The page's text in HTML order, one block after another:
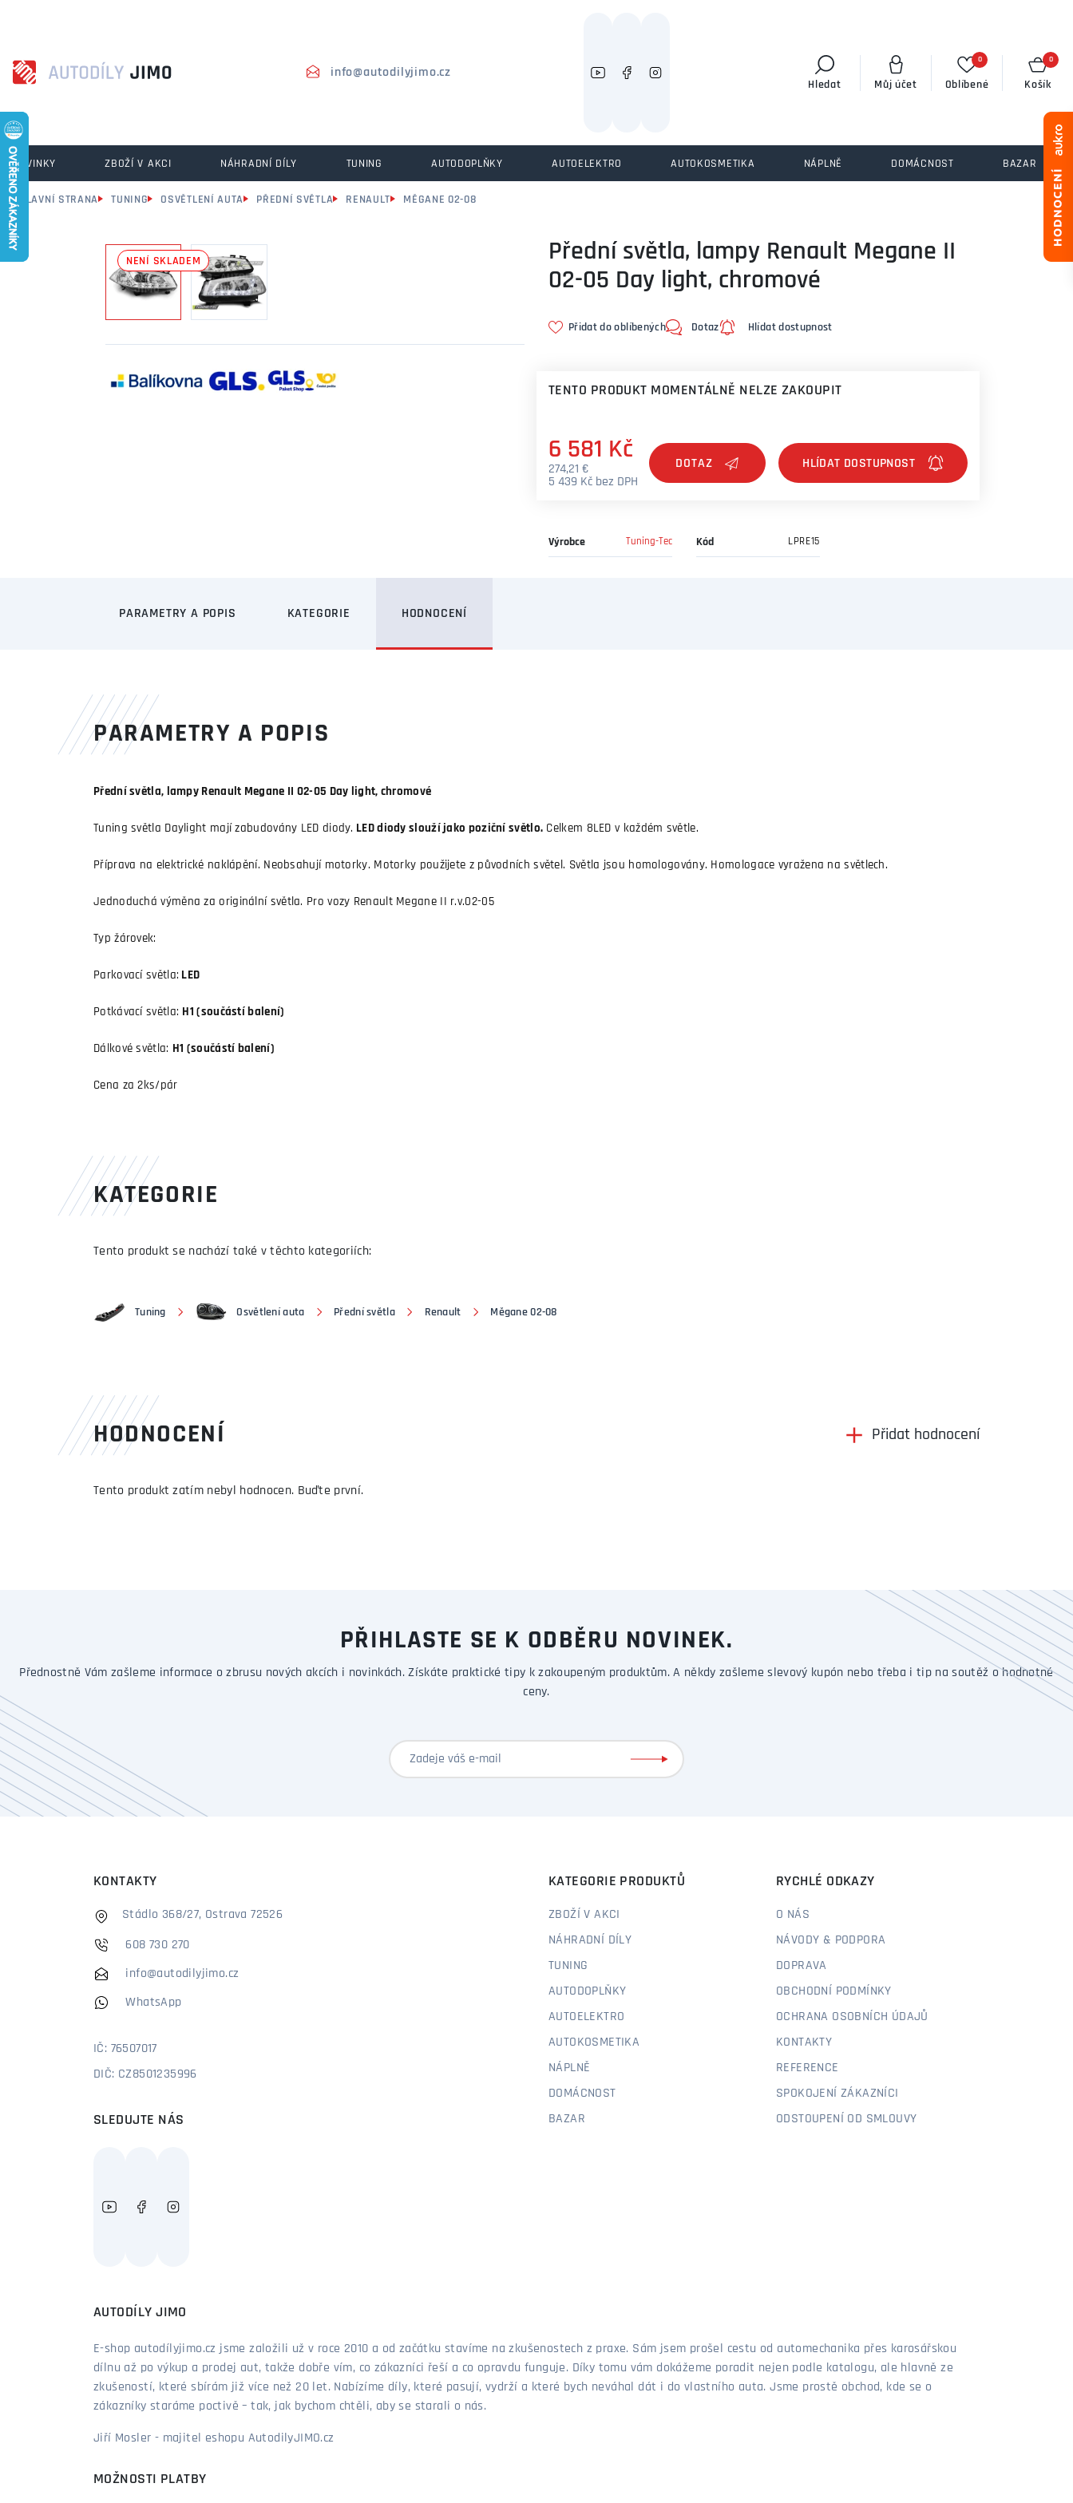
info@autodilyjimo.cz
Hledat Můj účet
0
Oblíbené
0
Košík
NOVINKY ZBOŽÍ V AKCI NÁHRADNÍ DÍLY TUNING AUTODOPLŇKY AUTOELEKTRO AUTOKOSMETIKA NÁPLNĚ DOMÁCNOST BAZAR
HLAVNÍ STRANA TUNING OSVĚTLENÍ AUTA PŘEDNÍ SVĚTLA RENAULT MĚGANE 02-08
NENÍ SKLADEM
Přední světla, lampy Renault Megane II
02-05 Day light, chromové
Přidat do oblíbených Dotaz Hlídat dostupnost
TENTO PRODUKT MOMENTÁLNĚ NELZE ZAKOUPIT
6 581 Kč
274,21 €
5 439 Kč bez DPH
DOTAZ
Výrobce Tuning-Tec Kód LPRE15
PARAMETRY A POPIS KATEGORIE HODNOCENÍ
PARAMETRY A POPIS
Přední světla, lampy Renault Megane II 02-05 Day light, chromové
Tuning světla Daylight mají zabudovány LED diody. LED diody slouží jako poziční světlo. Celkem 8LED v každém světle.
Příprava na elektrické naklápění. Neobsahují motorky. Motorky použijete z původních světel. Světla jsou homologovány. Homologace vyražena na světlech.
Jednoduchá výměna za originální světla. Pro vozy Renault Megane II r.v.02-05
Typ žárovek:
Parkovací světla: LED
Potkávací světla: H1 (součástí balení)
Dálkové světla: H1 (součástí balení)
Cena za 2ks/pár
KATEGORIE
Tento produkt se nachází také v těchto kategoriích:
Tuning Osvětlení auta Přední světla Renault Měgane 02-08
HODNOCENÍ Přidat hodnocení
Tento produkt zatím nebyl hodnocen. Buďte první.
PŘIHLASTE SE K ODBĚRU NOVINEK.
Přednostně Vám zašleme informace o zbrusu nových akcích i novinkách. Získáte praktické tipy k zakoupeným produktům. A někdy zašleme slevový kupón nebo třeba i tip na soutěž o hodnotné
ceny.
KONTAKTY
Stádlo 368/27, Ostrava 72526
608 730 270
info@autodilyjimo.cz
WhatsApp
IČ: 76507017
DIČ: CZ8501235996
SLEDUJTE NÁS
KATEGORIE PRODUKTŮ
ZBOŽÍ V AKCI
NÁHRADNÍ DÍLY
TUNING
AUTODOPLŇKY
AUTOELEKTRO
AUTOKOSMETIKA
NÁPLNĚ
DOMÁCNOST
BAZAR
RYCHLÉ ODKAZY
O NÁS
NÁVODY & PODPORA
DOPRAVA
OBCHODNÍ PODMÍNKY
OCHRANA OSOBNÍCH ÚDAJŮ
KONTAKTY
REFERENCE
SPOKOJENÍ ZÁKAZNÍCI
ODSTOUPENÍ OD SMLOUVY
AUTODÍLY JIMO
E-shop autodílyjimo.cz jsme založili už v roce 2010 a od začátku stavíme na zkušenostech z praxe. Sám jsem prošel cestu od automechanika přes karosářskou
dílnu až po výkup a prodej aut, takže dobře vím, co zákazníci řeší a co opravdu funguje. Díky tomu vám dokážeme poradit nejen podle katalogu, ale hlavně ze
zkušeností, které sbírám již více než 20 let. Nabízíme díly, které pasují, vydrží a které bych neváhal dát i do vlastního auta. Jsme prostě obchod, kde se o
zákazníky staráme poctivě – tak, jak bychom chtěli, aby se starali o nás.
Jiří Mosler - majitel eshopu AutodilyJIMO.cz
MOŽNOSTI PLATBY
Můžeme vám pomoci něco najít?